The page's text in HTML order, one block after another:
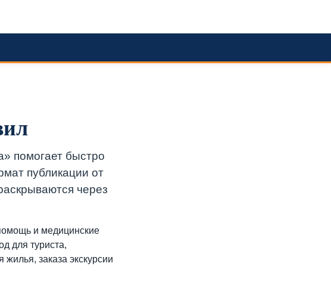
помогает быстро
публикации от
через
и медицинские
для туриста,
заказа экскурсии